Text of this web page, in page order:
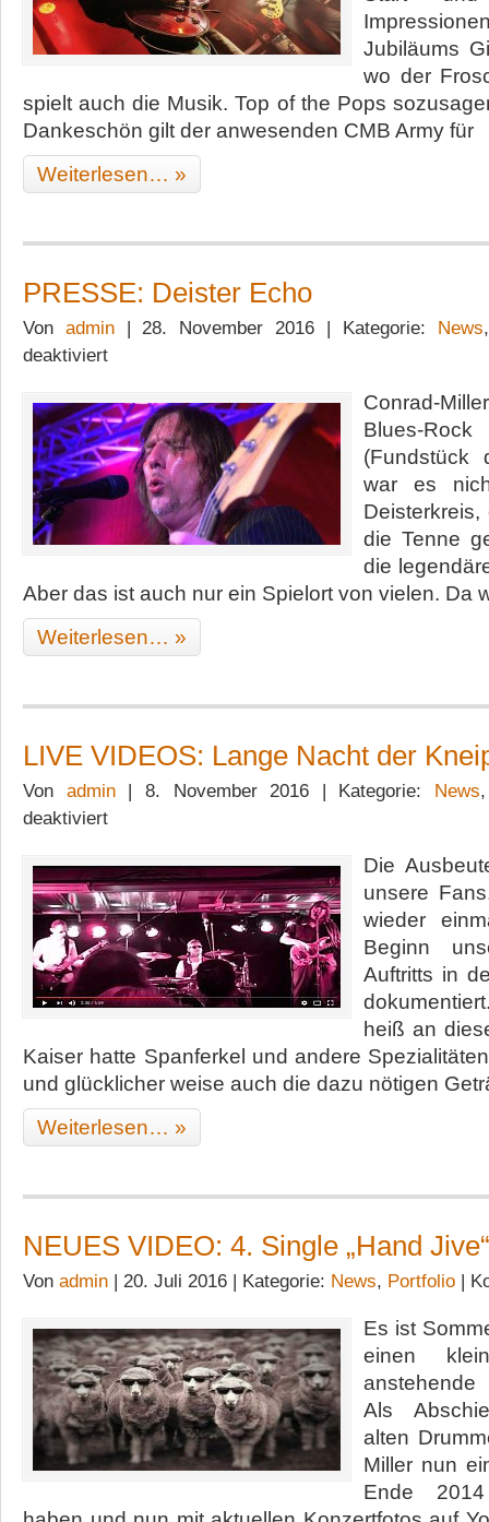
Jubiläums
wo der
spielt auch die Musik. Top of the Pops
Dankeschön gilt der anwesenden CMB Army für
Weiterlesen… »
PRESSE: Deister Echo
Von admin| 28. November 2016 | Kategorie: News
deaktiviertfür
Echo
Conrad-
Blues-
(Fundstück
war es
die Tenne
die
Aber das ist auch nur ein Spielort von vielen. Da
Weiterlesen… »
LIVE VIDEOS: Lange Nacht der
Von admin| 8. November 2016 | Kategorie: News
deaktiviertfür
Lange
Nacht
der
Kneipen
Die
unsere
wieder
Beginn
Auftritts in
heiß an
Kaiser hatte Spanferkel und andere
und glücklicher weise auch die dazu nötigen
Weiterlesen… »
NEUES VIDEO: 4. Single „Hand Jive“
Von admin | 20. Juli 2016 | Kategorie: News, Portfolio |
Es ist
einen
Als
alten
Miller nun
Ende